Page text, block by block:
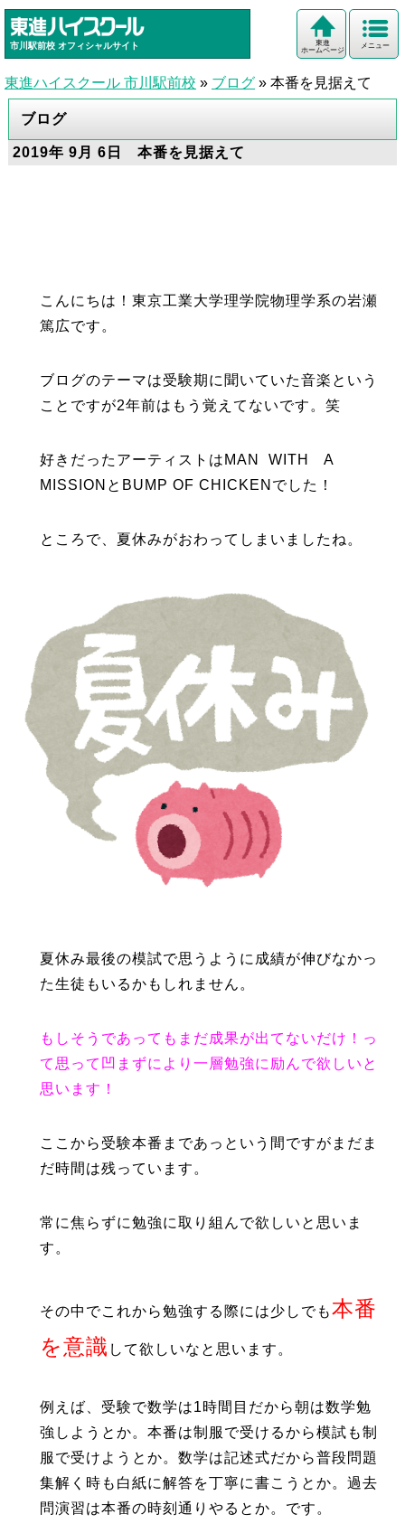
市川駅前校 オフィシャルサイト メニュー
東進
ホームページ
東進ハイスクール 市川駅前校 » ブログ » 本番を見据えて
ブログ
2019年 9月 6日 本番を見据えて
こんにちは！東京工業大学理学院物理学系の岩瀬
篤広です。
ブログのテーマは受験期に聞いていた音楽という
ことですが2年前はもう覚えてないです。笑
好きだったアーティストはMAN
WITH A
MISSIONとBUMP OF CHICKENでした！
ところで、夏休みがおわってしまいましたね。
夏休み最後の模試で思うように成績が伸びなかっ
た生徒もいるかもしれません。
もしそうであってもまだ成果が出てないだけ！っ
て思って凹まずにより一層勉強に励んで欲しいと
思います！
ここから受験本番まであっという間ですがまだま
だ時間は残っています。
常に焦らずに勉強に取り組んで欲しいと思いま
す。
その中でこれから勉強する際には少しでも本番
を意識 して欲しいなと思います。
例えば、受験で数学は1時間目だから朝は数学勉
強しようとか。本番は制服で受けるから模試も制
服で受けようとか。数学は記述式だから普段問題
集解く時も白紙に解答を丁寧に書こうとか。過去
問演習は本番の時刻通りやるとか。です。